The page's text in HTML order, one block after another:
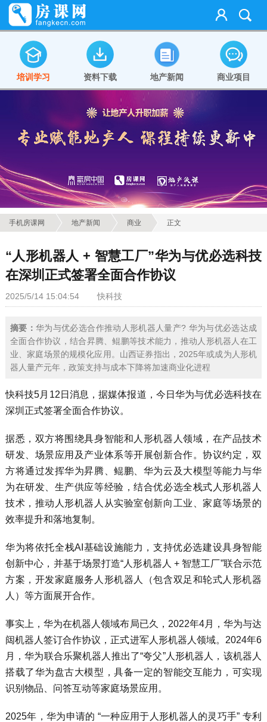
培训学习 资料下载 地产新闻 商业项目
手机房课网 地产新闻 商业 正文
“人形机器人 + 智慧工厂”华为与优必选科技
在深圳正式签署全面合作协议
快科技
2025/5/14 15:04:54
摘要：华为与优必选合作推动人形机器人量产? 华为与优必选达成
全面合作协议，结合昇腾、鲲鹏等技术能力，推动人形机器人在工
业、家庭场景的规模化应用。山西证券指出，2025年或成为人形机
器人量产元年，政策支持与成本下降将加速商业化进程
快科技5月12日消息，据媒体报道，今日华为与优必选科技在
深圳正式签署全面合作协议。
据悉，双方将围绕具身智能和人形机器人领域，在产品技术
研发、场景应用及产业体系等开展创新合作。协议约定，双
方将通过发挥华为昇腾、鲲鹏、华为云及大模型等能力与华
为在研发、生产供应等经验，结合优必选全栈式人形机器人
技术，推动人形机器人从实验室创新向工业、家庭等场景的
效率提升和落地复制。
华为将依托全栈AI基础设施能力，支持优必选建设具身智能
创新中心，并基于场景打造“人形机器人 + 智慧工厂”联合示范
方案，开发家庭服务人形机器人（包含双足和轮式人形机器
人）等方面展开合作。
事实上，华为在机器人领域布局已久，2022年4月，华为与达
闼机器人签订合作协议，正式进军人形机器人领域。2024年6
月，华为联合乐聚机器人推出了“夸父”人形机器人，该机器人
搭载了华为盘古大模型，具备一定的智能交互能力，可实现
识别物品、问答互动等家庭场景应用。
2025年，华为申请的 “一种应用于人形机器人的灵巧手” 专利